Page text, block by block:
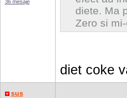
36 mesaje
diete. Ma
Zero si
diet coke
sus